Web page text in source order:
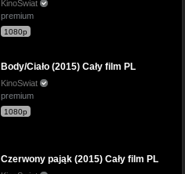
KinoSwiat
premium
1080p
Body/Ciało (2015) Cały film PL
KinoSwiat
premium
1080p
Czerwony pająk (2015) Cały film PL